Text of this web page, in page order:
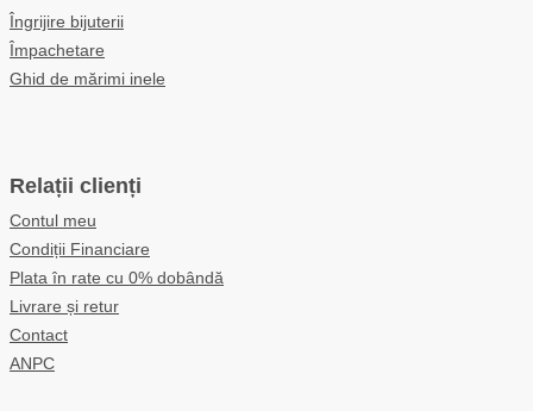
Îngrijire bijuterii
Împachetare
Ghid de mărimi inele
Relații clienți
Contul meu
Condiții Financiare
Plata în rate cu 0% dobândă
Livrare și retur
Contact
ANPC